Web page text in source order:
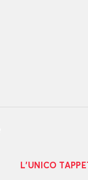
L’UNICO